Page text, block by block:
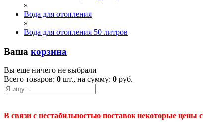
»
Вода для отопления
»
Вода для отопления 50 литров
Ваша корзина
Вы еще ничего не выбрали
Всего товаров: 0 шт., на сумму: 0 руб.
В связи с нестабильностью поставок некоторые